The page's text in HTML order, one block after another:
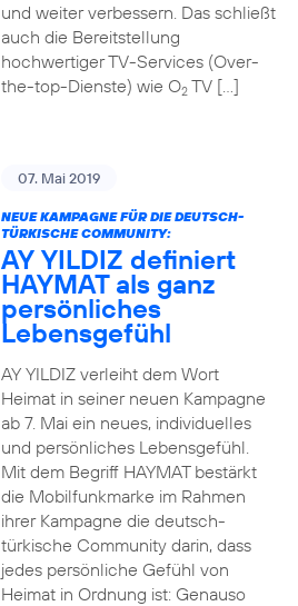
und weiter verbessern. Das schließt
auch die Bereitstellung
hochwertiger TV-Services (Over-
the-top-Dienste) wie O2TV […]
07. Mai 2019
NEUE KAMPAGNE FÜR DIE DEUTSCH-
TÜRKISCHE COMMUNITY:
AY YILDIZ definiert
HAYMAT als ganz
persönliches
Lebensgefühl
AY YILDIZ verleiht dem Wort
Heimat in seiner neuen Kampagne
ab 7. Mai ein neues, individuelles
und persönliches Lebensgefühl.
Mit dem Begriff HAYMAT bestärkt
die Mobilfunkmarke im Rahmen
ihrer Kampagne die deutsch-
türkische Community darin, dass
jedes persönliche Gefühl von
Heimat in Ordnung ist: Genauso